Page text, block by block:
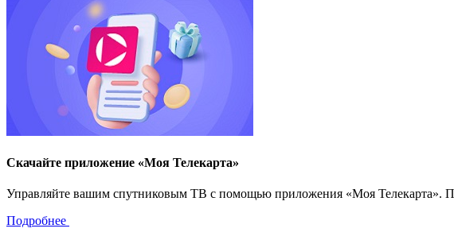
Скачайте приложение «Моя Телекарта»
Управляйте вашим спутниковым ТВ с помощью приложения «Моя Телекарта».
Подробнее